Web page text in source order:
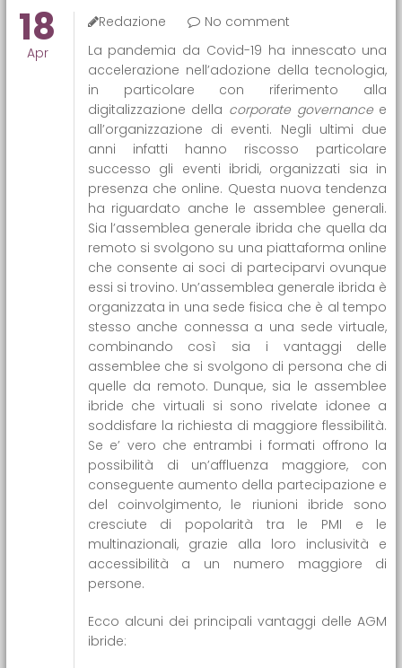
18
Apr
Redazione
No comment
La pandemia da Covid-19 ha innescato una
accelerazione nell’adozione della tecnologia,
in particolare con riferimento alla
digitalizzazione della corporate governancee
all’organizzazione di eventi. Negli ultimi due
anni infatti hanno riscosso particolare
successo gli eventi ibridi, organizzati sia in
presenza che online. Questa nuova tendenza
ha riguardato anche le assemblee generali.
Sia l’assemblea generale ibrida che quella da
remoto si svolgono su una piattaforma online
che consente ai soci di parteciparvi ovunque
essi si trovino. Un’assemblea generale ibrida è
organizzata in una sede fisica che è al tempo
stesso anche connessa a una sede virtuale,
combinando così sia i vantaggi delle
assemblee che si svolgono di persona che di
quelle da remoto. Dunque, sia le assemblee
ibride che virtuali si sono rivelate idonee a
soddisfare la richiesta di maggiore flessibilità.
Se e’ vero che entrambi i formati offrono la
possibilità di un’affluenza maggiore, con
conseguente aumento della partecipazione e
del coinvolgimento, le riunioni ibride sono
cresciute di popolarità tra le PMI e le
multinazionali, grazie alla loro inclusività e
accessibilità a un numero maggiore di
persone.
Ecco alcuni dei principali vantaggi delle AGM
ibride: